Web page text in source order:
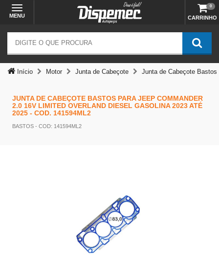
MENU CARRINHO
0
Início Motor Junta de Cabeçote Junta de Cabeçote
JUNTA DE CABEÇOTE BASTOS PARA JEEP COMMANDER
2.0 16V LIMITED OVERLAND DIESEL GASOLINA 2023 ATÉ
2025 - COD. 141594ML2
BASTOS - COD: 141594ML2
Temos outras opções mais